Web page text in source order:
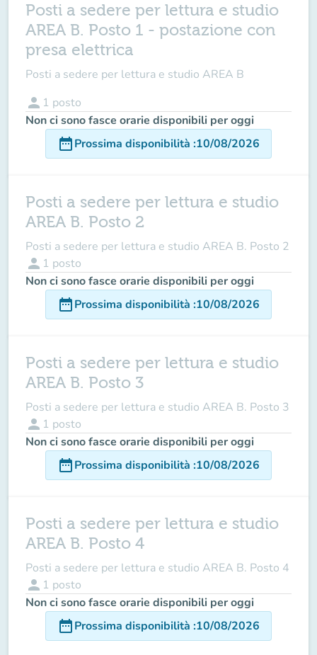
Posti a sedere per lettura e studio
AREA B. Posto 1 - postazione con
presa elettrica
Posti a sedere per lettura e studio AREA B
person 1 posto
Non ci sono fasce orarie disponibili per oggi
date_rangeProssima disponibilità :10/08/2026
Posti a sedere per lettura e studio
AREA B. Posto 2
Posti a sedere per lettura e studio AREA B. Posto 2
person 1 posto
Non ci sono fasce orarie disponibili per oggi
date_rangeProssima disponibilità :10/08/2026
Posti a sedere per lettura e studio
AREA B. Posto 3
Posti a sedere per lettura e studio AREA B. Posto 3
person 1 posto
Non ci sono fasce orarie disponibili per oggi
date_rangeProssima disponibilità :10/08/2026
Posti a sedere per lettura e studio
AREA B. Posto 4
Posti a sedere per lettura e studio AREA B. Posto 4
person 1 posto
Non ci sono fasce orarie disponibili per oggi
date_rangeProssima disponibilità :10/08/2026